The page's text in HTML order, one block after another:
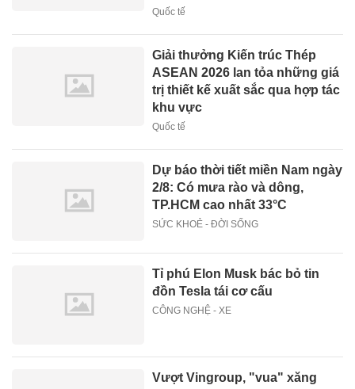
Quốc tế
Giải thưởng Kiến trúc Thép
ASEAN 2026 lan tỏa những giá
trị thiết kế xuất sắc qua hợp tác
khu vực
Quốc tế
Dự báo thời tiết miền Nam ngày
2/8: Có mưa rào và dông,
TP.HCM cao nhất 33°C
SỨC KHOẺ - ĐỜI SỐNG
Tỉ phú Elon Musk bác bỏ tin
đồn Tesla tái cơ cấu
CÔNG NGHỆ - XE
Vượt Vingroup, "vua" xăng